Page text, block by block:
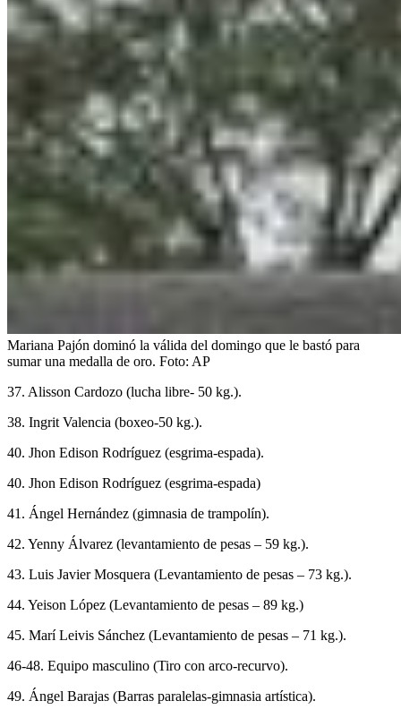
Mariana Pajón dominó la válida del domingo que le bastó para
sumar una medalla de oro. Foto: AP
37. Alisson Cardozo (lucha libre- 50 kg.).
38. Ingrit Valencia (boxeo-50 kg.).
40. Jhon Edison Rodríguez (esgrima-espada).
40. Jhon Edison Rodríguez (esgrima-espada)
41. Ángel Hernández (gimnasia de trampolín).
42. Yenny Álvarez (levantamiento de pesas – 59 kg.).
43. Luis Javier Mosquera (Levantamiento de pesas – 73 kg.).
44. Yeison López (Levantamiento de pesas – 89 kg.)
45. Marí Leivis Sánchez (Levantamiento de pesas – 71 kg.).
46-48. Equipo masculino (Tiro con arco-recurvo).
49. Ángel Barajas (Barras paralelas-gimnasia artística).